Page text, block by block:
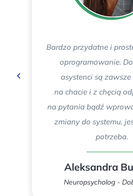
Bardzo przydatne i
oprogramowanie.
asystenci są
na chacie i z chęcią
na pytania bądź
zmiany do systemu,
potrzeba.
Aleksandra
Neuropsycholog -